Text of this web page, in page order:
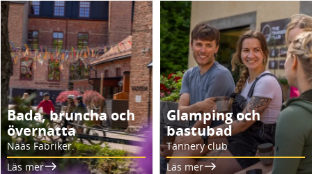
Bada, bruncha och
övernatta
Nääs Fabriker.
Läs mer
Glamping och
bastubad
Tannery club
Läs mer